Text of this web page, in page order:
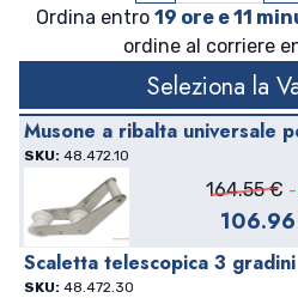
Ordina entro 19 ore e 11
ordine al corriere
Seleziona la
Musone a ribalta universale
SKU: 48.472.10
164.55 €
Scaletta telescopica 3 gradini
SKU: 48.472.30